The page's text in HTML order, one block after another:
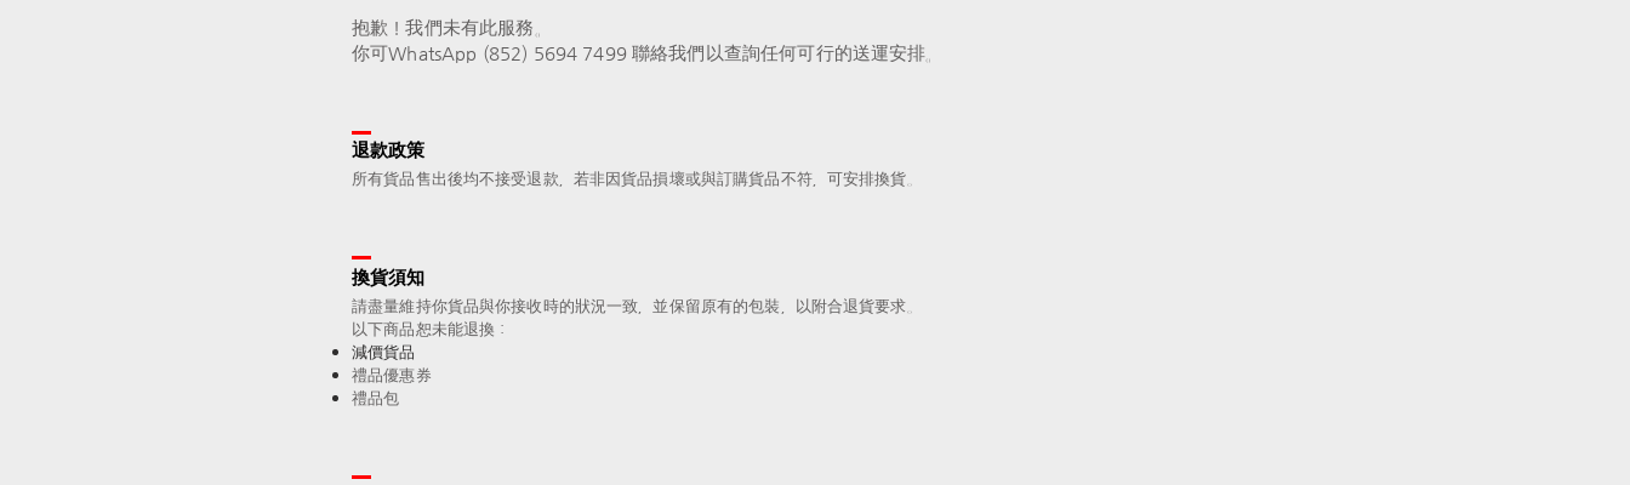
抱歉！我們未有此服務。
你可WhatsApp (852) 5694 7499 聯絡我們以查詢任何可行的送運安排。
退款政策
所有貨品售出後均不接受退款，若非因貨品損壞或與訂購貨品不符，可安排換貨。
換貨須知
請盡量維持你貨品與你接收時的狀況一致，並保留原有的包裝，以附合退貨要求。
以下商品恕未能退換：
減價貨品
禮品優惠券
禮品包